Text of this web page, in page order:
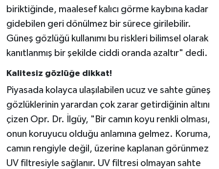
biriktiğinde, maalesef kalıcı görme kaybına kadar
gidebilen geri dönülmez bir sürece girilebilir.
Güneş gözlüğü kullanımı bu riskleri bilimsel olarak
kanıtlanmış bir şekilde ciddi oranda azaltır" dedi.
Kalitesiz gözlüğe dikkat!
Piyasada kolayca ulaşılabilen ucuz ve sahte güneş
gözlüklerinin yarardan çok zarar getirdiğinin altını
çizen Opr. Dr. İlgüy, "Bir camın koyu renkli olması,
onun koruyucu olduğu anlamına gelmez. Koruma,
camın rengiyle değil, üzerine kaplanan görünmez
UV filtresiyle sağlanır. UV filtresi olmayan sahte